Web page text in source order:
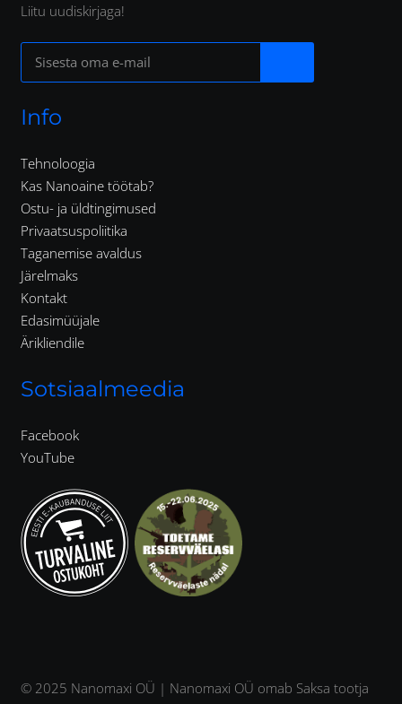
Liitu uudiskirjaga!
Info
Tehnoloogia
Kas Nanoaine töötab?
Ostu- ja üldtingimused
Privaatsuspoliitika
Taganemise avaldus
Järelmaks
Kontakt
Edasimüüjale
Ärikliendile
Sotsiaalmeedia
Facebook
YouTube
© 2025 Nanomaxi OÜ | Nanomaxi OÜ omab Saksa tootja